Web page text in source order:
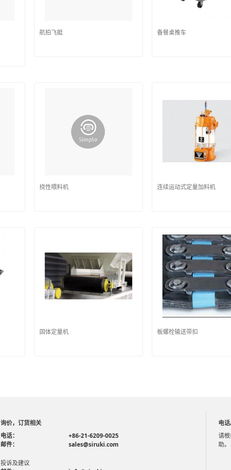
航拍飞艇 备餐桌推车
挠性喂料机 连续运动式定量加料机
固体定量机 板螺栓输送带扣
询价，订货相关
电话：
+86-21-6209-0025
邮件：
sales@siruki.com
投诉及建议
电
请
助。